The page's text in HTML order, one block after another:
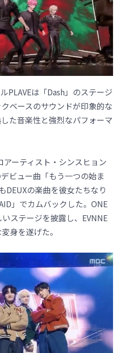
PLAVEは「Dash」のステージ
ベースのサウンドが印象的な
た音楽性と強烈なパフォーマ
ーティスト・シンスヒョン
ビュー曲「もう一つの始ま
DEUXの楽曲を彼女たちなり
」でカムバックした。ONE
ステージを披露し、EVNNE
身を遂げた。